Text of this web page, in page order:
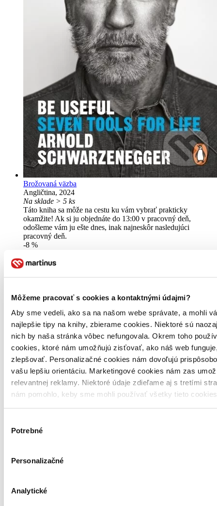
Môžeme pracovať s cookies a kontaktnými údajmi?
Aby sme vedeli, ako sa na našom webe správate, a mohli
najlepšie tipy na knihy, zbierame cookies. Niektoré sú
nich by naša stránka vôbec nefungovala. Okrem toho
cookies, ktoré nám umožňujú zisťovať, ako náš web
zlepšovať. Personalizačné cookies nám dovoľujú
vašu lepšiu orientáciu. Marketingové cookies nám zas
relevantnej reklamy. Niektoré údaje zdieľame aj s tretími
nám pomohlo, keby sme mohli používať všetky tieto
súhlasu
Potrebné
Personalizačné
Analytické
Brožovaná väzba
Angličtina, 2024
Na sklade > 5 ks
Táto kniha sa môže na cestu ku vám vybrať prakticky
okamžite! Ak si ju objednáte do 13:00 v pracovný deň,
odošleme vám ju ešte dnes, inak najneskôr nasledujúci
pracovný deň.
-8 %
13,30 €